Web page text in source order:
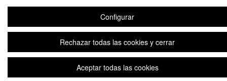
Configurar
Rechazar todas las cookies y cerrar
Aceptar todas las cookies
Copyright © 2026